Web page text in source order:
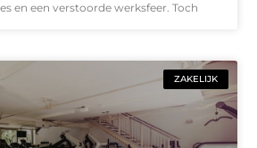
en een verstoorde werksfeer. Toch
ZAKELIJK